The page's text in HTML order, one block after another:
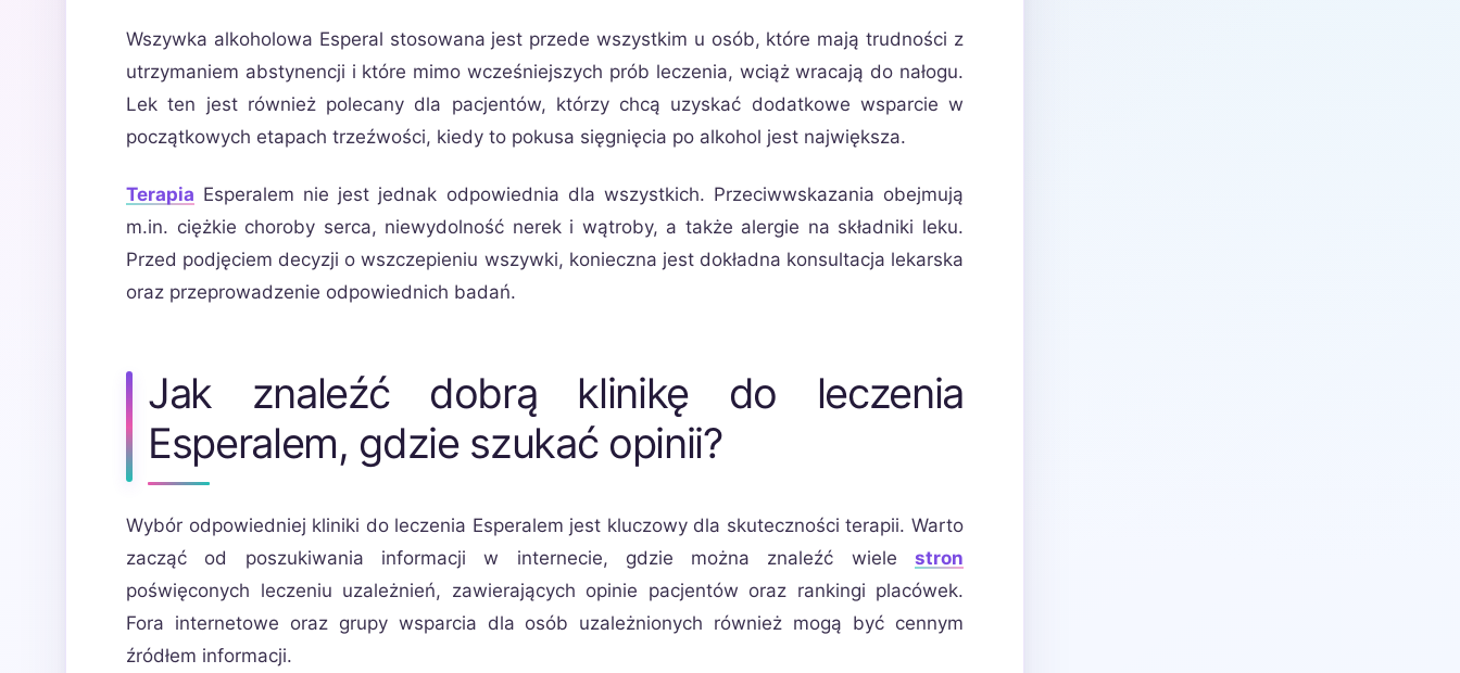
Wszywka alkoholowa Esperal stosowana jest przede wszystkim u osób, które mają trudności z
utrzymaniem abstynencji i które mimo wcześniejszych prób leczenia, wciąż wracają do nałogu.
Lek ten jest również polecany dla pacjentów, którzy chcą uzyskać dodatkowe wsparcie w
początkowych etapach trzeźwości, kiedy to pokusa sięgnięcia po alkohol jest największa.
Terapia Esperalem nie jest jednak odpowiednia dla wszystkich. Przeciwwskazania obejmują
m.in. ciężkie choroby serca, niewydolność nerek i wątroby, a także alergie na składniki leku.
Przed podjęciem decyzji o wszczepieniu wszywki, konieczna jest dokładna konsultacja lekarska
oraz przeprowadzenie odpowiednich badań.
Jak znaleźć dobrą klinikę do leczenia
Esperalem, gdzie szukać opinii?
Wybór odpowiedniej kliniki do leczenia Esperalem jest kluczowy dla skuteczności terapii. Warto
zacząć od poszukiwania informacji w internecie, gdzie można znaleźć wiele stron
poświęconych leczeniu uzależnień, zawierających opinie pacjentów oraz rankingi placówek.
Fora internetowe oraz grupy wsparcia dla osób uzależnionych również mogą być cennym
źródłem informacji.